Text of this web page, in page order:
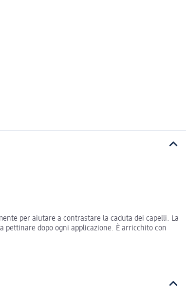
per aiutare a contrastare la caduta dei capelli. La
dopo ogni applicazione. È arricchito con